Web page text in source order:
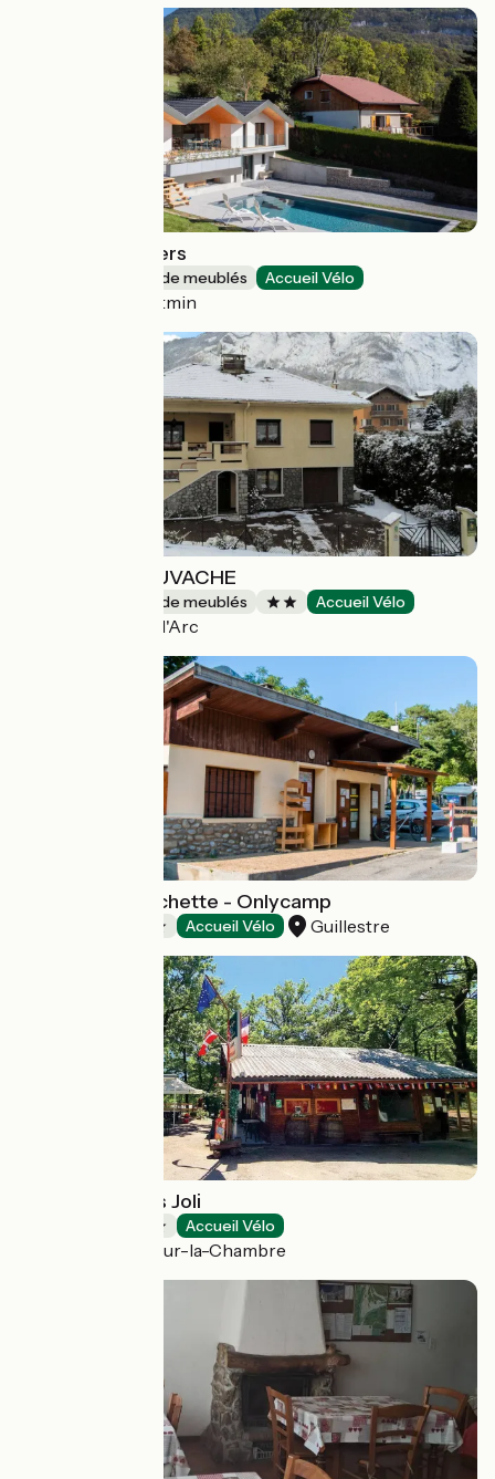
Villa Trois Lauriers
Gîtes et locations de meublés Accueil Vélo
Talloires-Montmin
GITE DE LA NEUVACHE
Gîtes et locations de meublés Accueil Vélo
Saint-Martin-d'Arc
Camping La Rochette - Onlycamp
Accueil Vélo Guillestre
Camping le Bois Joli
Accueil Vélo
Saint-Martin-sur-la-Chambre